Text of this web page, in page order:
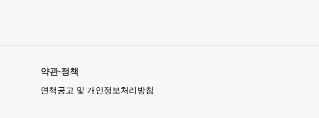
약관·정책
면책공고 및 개인정보처리방침